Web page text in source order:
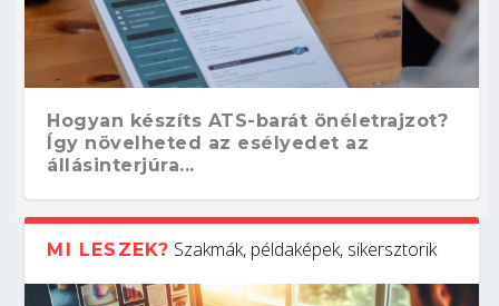
Hogyan készíts ATS-barát önéletrajzot?
Így növelheted az esélyedet az
állásinterjúra...
MI LESZEK? Szakmák, példaképek, sikersztorik